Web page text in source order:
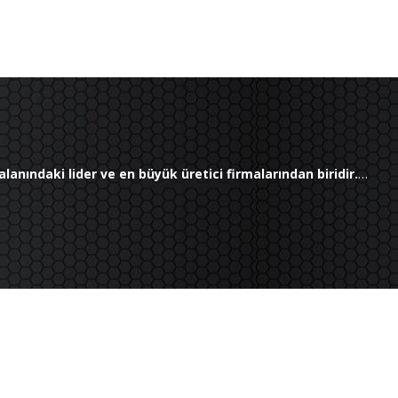
lider ve en büyük üretici firmalarından biridir.…